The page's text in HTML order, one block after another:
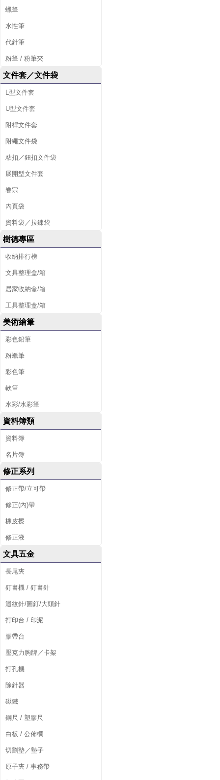
蠟筆
水性筆
代針筆
粉筆 / 粉筆夾
文件套／文件袋
L型文件套
U型文件套
附桿文件套
附繩文件袋
粘扣／鈕扣文件袋
展開型文件套
卷宗
內頁袋
資料袋／拉鍊袋
樹德專區
收納排行榜
文具整理盒/箱
居家收納盒/箱
工具整理盒/箱
美術繪筆
彩色鉛筆
粉蠟筆
彩色筆
軟筆
水彩/水彩筆
資料簿類
資料簿
名片簿
修正系列
修正帶/立可帶
修正(內)帶
橡皮擦
修正液
文具五金
長尾夾
釘書機 / 釘書針
迴紋針/圖釘/大頭針
打印台 / 印泥
膠帶台
壓克力胸牌／卡架
打孔機
除針器
磁鐵
鋼尺 / 塑膠尺
白板 / 公佈欄
切割墊／墊子
原子夾 / 事務帶